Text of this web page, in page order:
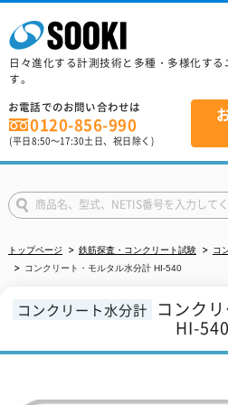
日々進化する計測技術と多種・多様化す
す。
お電話でのお問い合わせは
0120-856-990
(平日8:50～17:30土日、祝日除く)
トップページ 鉄筋探査・コンクリート試験
コ
コンクリート・モルタル水分計 HI-540
コンクリート水分計 コンク
HI-540